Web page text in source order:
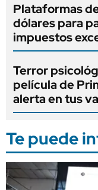
Plataformas
dólares para
impuestos
Terror
película de
alerta en tus
Te puede